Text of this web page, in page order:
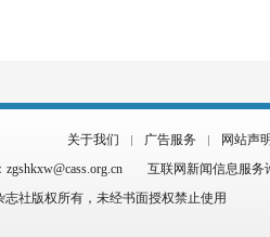
关于我们 广告服务 网站声明
互联网新闻信息服务
志社版权所有，未经书面授权禁止使用